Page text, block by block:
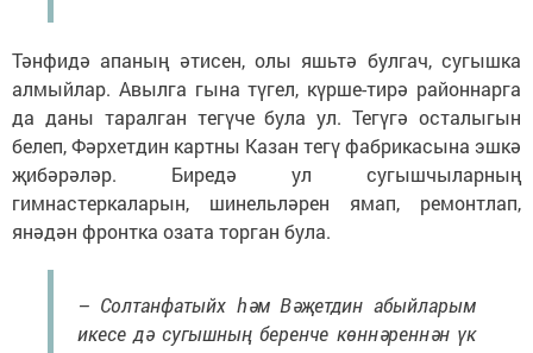
Тәнфидә апаның әтисен, олы яшьтә булгач, сугышка
алмыйлар. Авылга гына түгел, күрше-тирә районнарга
да даны таралган тегүче була ул. Тегүгә осталыгын
белеп, Фәрхетдин картны Казан тегү фабрикасына эшкә
җибәрәләр. Биредә ул сугышчыларның
гимнастеркаларын, шинельләрен ямап, ремонтлап,
янәдән фронтка озата торган була.
– Солтанфатыйх һәм Вәҗетдин абыйларым
икесе дә сугышның беренче көннәреннән үк